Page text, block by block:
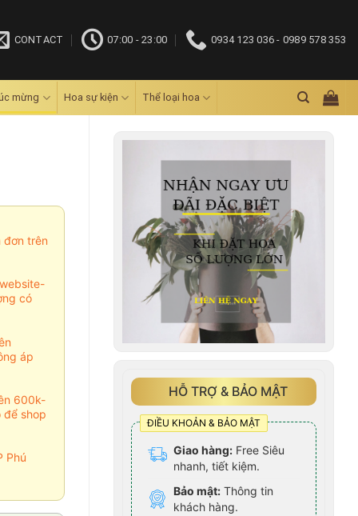
CONTACT 07:00 - 23:00 0934 123 036 - 0989 578 353
mừng Hoa sự kiện Thể loại hoa
HỖ TRỢ & BẢO MẬT
ĐIỀU KHOẢN & BẢO MẬT
Giao hàng: Free Siêu
nhanh, tiết kiệm.
Bảo mật: Thông tin
khách hàng.
đơn trên
có
áp
600k-
để shop
Phú